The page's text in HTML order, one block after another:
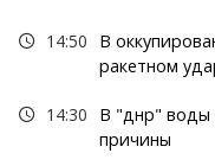
14:50
В
ракетном
14:30
В "днр" воды
причины